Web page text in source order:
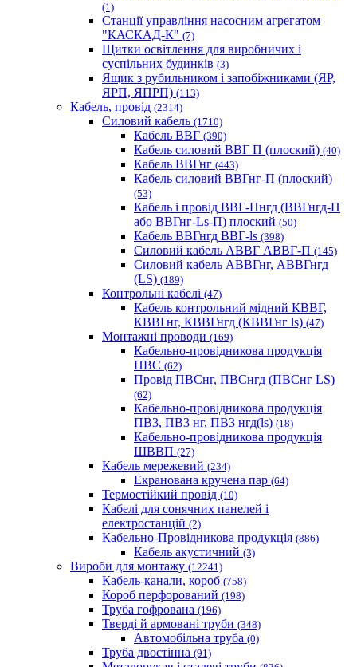
(1)
Станції управління насосним агрегатом
"КАСКАД-К" (7)
Щитки освітлення для виробничих і
суспільних будинків (3)
Ящик з рубильником і запобіжниками (ЯР,
ЯРП, ЯПРП) (113)
Кабель, провід (2314)
Силовий кабель (1710)
Кабель ВВГ (390)
Кабель силовий ВВГ П (плоский) (40)
Кабель ВВГнг (443)
Кабель силовий ВВГнг-П (плоский)
(53)
Кабель і провід ВВГ-Пнгд (ВВГнгд-П
або ВВГнг-Ls-П) плоский (50)
Кабель ВВГнгд ВВГ-ls (398)
Силовий кабель АВВГ АВВГ-П (145)
Силовий кабель АВВГнг, АВВГнгд
(LS) (189)
Контрольні кабелі (47)
Кабель контрольний мідний КВВГ,
КВВГнг, КВВГнгд (КВВГнг ls) (47)
Монтажні проводи (169)
Кабельно-провідникова продукція
ПВС (62)
Провід ПВСнг, ПВСнгд (ПВСнг LS)
(62)
Кабельно-провідникова продукція
ПВ3, ПВ3 нг, ПВ3 нгд(ls) (18)
Кабельно-провідникова продукція
ШВВП (27)
Кабель мережевий (234)
Екранована кручена пар (64)
Термостійкий провід (10)
Кабелі для сонячних панелей і
електростанцій (2)
Кабельно-Провідникова продукція (886)
Кабель акустичний (3)
Вироби для монтажу (12241)
Кабель-канали, короб (758)
Короб перфорований (198)
Труба гофрована (196)
Тверді й армовані труби (348)
Автомобільна труба (0)
Труба двостінна (91)